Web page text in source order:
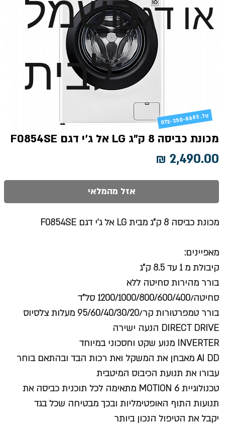
או דגם
לבית
מכונת כביסה 8 ק"ג LG אל ג'י דגם F0854SE
אזל מהמלאי
מכונת כביסה 8 ק"ג מבית LG אל ג'י דגם F0854SE
מאפיינים:
קיבולת מ 1 עד 8.5 ק"ג
בורר מהירות סחיטה ללא
סחיטה/1200/1000/800/600/400 סל"ד
בורר טמפרטורות קר/95/60/40/30/20 מעלות צלסיוס
DIRECT DRIVE הנעה ישירה
INVERTER מנוע שקט וחסכוני במיוחד
AI DD מאבחן את המשקל ואת רכות הבד ובהתאם בוחר
עבורו את תנועת הכיבוס המיטבית
טכנולוגיית MOTION 6 מתאימה לכל תוכנית כביסה את
תנועות התוף האופטימליות ובכך מבטיחה שכל בגד
יקבל את הטיפול הנכון ביותר
072-250-8882 .טל